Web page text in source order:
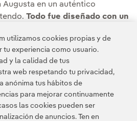
en un auténtico
Todo fue diseñado con un
competa en laSala de
Maine Power (CMP).
utilizamos cookies propias y de
tu experiencia como usuario.
y la calidad de tus
web respetando tu privacidad,
anónima tus hábitos de
para mejorar continuamente
las cookies pueden ser
de anuncios. Ten en